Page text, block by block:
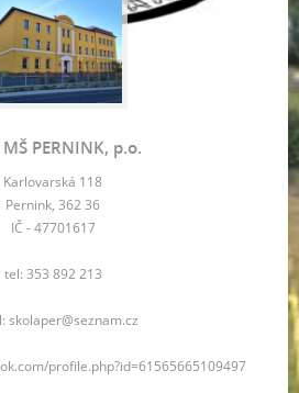
MŠ PERNINK, p.o.
Karlovarská 118
Pernink, 362 36
IČ - 47701617
tel: 353 892 213
skolaper@seznam.cz
profile.php?id=61565665109497